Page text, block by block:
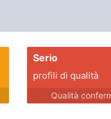
Serio
profili di qualità
Qualità